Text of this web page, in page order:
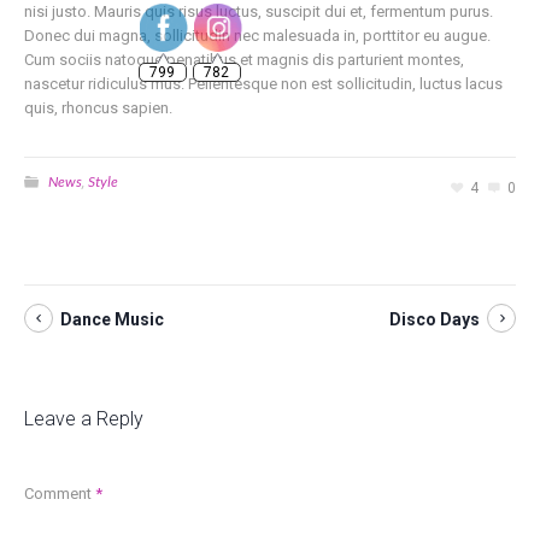
nisi justo. Mauris quis risus luctus, suscipit dui et, fermentum purus.
Donec dui magna, sollicitudin nec malesuada in, porttitor eu augue.
Cum sociis natoque penatibus et magnis dis parturient montes,
nascetur ridiculus mus. Pellentesque non est sollicitudin, luctus lacus
quis, rhoncus sapien.
4 0
News, Style
Dance Music Disco Days
Leave a Reply
Comment *
799 782